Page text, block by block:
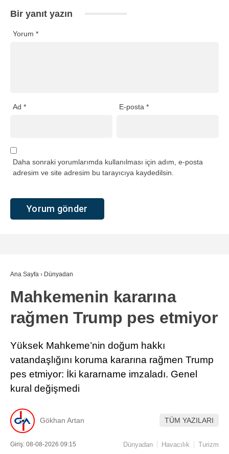
Bir yanıt yazın
Yorum *
Ad * E-posta*
Daha sonraki yorumlarımda kullanılması için adım, e-posta
adresim ve site adresim bu tarayıcıya kaydedilsin.
Ana Sayfa › Dünyadan
Mahkemenin kararına
rağmen Trump pes etmiyor
Yüksek Mahkeme’nin doğum hakkı
vatandaşlığını koruma kararına rağmen Trump
pes etmiyor: İki kararname imzaladı. Genel
kural değişmedi
Gökhan Artan TÜM YAZILARI
Giriş: 08-08-2026 09:15 Dünyadan Havacılık Turizm